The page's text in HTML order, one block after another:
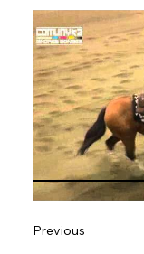
Previous